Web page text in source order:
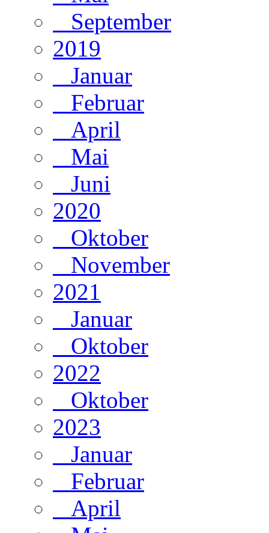
September
2019
Januar
Februar
April
Mai
Juni
2020
Oktober
November
2021
Januar
Oktober
2022
Oktober
2023
Januar
Februar
April